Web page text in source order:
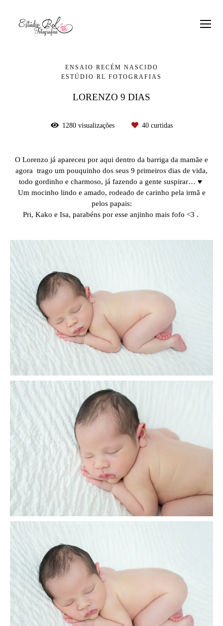
ENSAIO RECÉM NASCIDO
ESTÚDIO RL FOTOGRAFIAS
LORENZO 9 DIAS
1280visualizações 40curtidas
O Lorenzo já apareceu por aqui dentro da barriga da mamãe e
agora trago um pouquinho dos seus 9 primeiros dias de vida,
todo gordinho e charmoso, já fazendo a gente suspirar… ♥
Um mocinho lindo e amado, rodeado de carinho pela irmã e
pelos papais:
Pri, Kako e Isa, parabéns por esse anjinho mais fofo <3 .